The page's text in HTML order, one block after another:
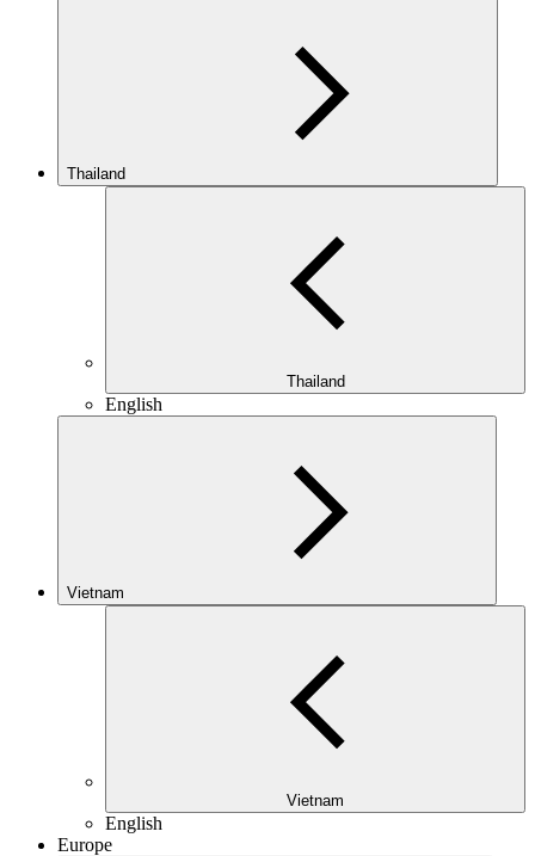
Thailand
Thailand
English
Vietnam
Vietnam
English
Europe